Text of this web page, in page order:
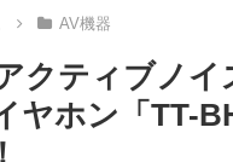
AV機器
クティブノ
ヤホン「TT-